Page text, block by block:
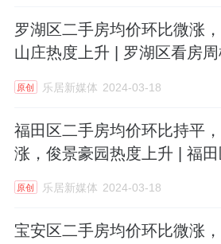
来源：乐居新媒体
罗湖区二手房均价环比微涨
山庄热度上升 | 罗湖区看房
原创 乐居新媒体 2024-03-18
福田区二手房均价环比持平
涨，俊景豪园热度上升 | 福
原创 乐居新媒体 2024-03-18
宝安区二手房均价环比微涨